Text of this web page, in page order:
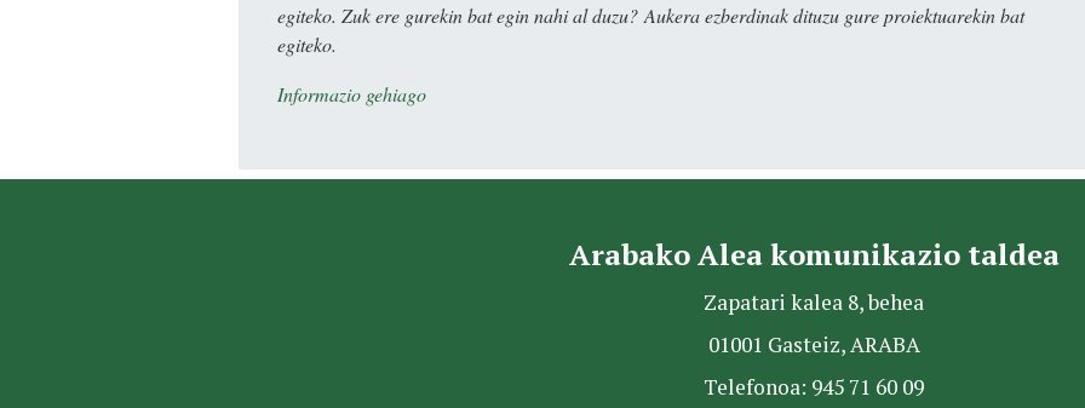
egiteko. Zuk ere gurekin bat egin nahi al duzu? Aukera ezberdinak dituzu gure proiektuarekin bat
egiteko.
Informazio gehiago
Arabako Alea komunikazio taldea
Zapatari kalea 8, behea
01001 Gasteiz, ARABA
Telefonoa: 945 71 60 09